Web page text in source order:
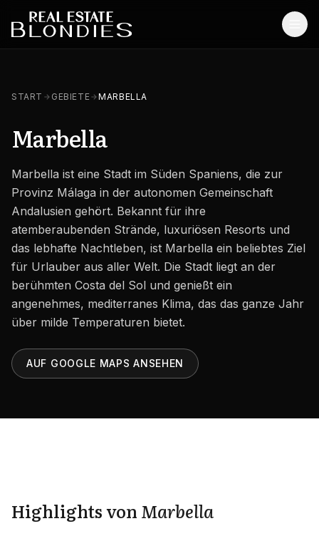
Off-Plan Projekte
Off-Plan Resale
Bestandsimmobilien
Dienstleistungen
SONSTIGES
Karriere
Gebiete in den VAE
Bauträger in den VAE
START GEBIETE MARBELLA
Marbella
Marbella ist eine Stadt im Süden Spaniens, die zur
Provinz Málaga in der autonomen Gemeinschaft
Andalusien gehört. Bekannt für ihre
atemberaubenden Strände, luxuriösen Resorts und
das lebhafte Nachtleben, ist Marbella ein beliebtes Ziel
für Urlauber aus aller Welt. Die Stadt liegt an der
berühmten Costa del Sol und genießt ein
angenehmes, mediterranes Klima, das das ganze Jahr
über milde Temperaturen bietet.
AUF GOOGLE MAPS ANSEHEN
Highlights von Marbella